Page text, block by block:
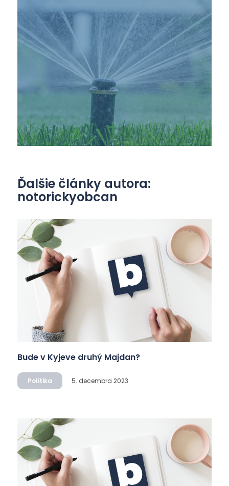
Ďalšie články autora:
notorickyobcan
Bude v Kyjeve druhý Majdan?
Politika 5. decembra 2023